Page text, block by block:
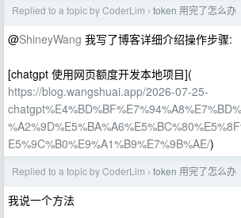
Replied to a topic by CoderLim › token 用完了怎么办
@ShineyWang 我写了博客详细介绍操作步骤:
[chatgpt 使用网页额度开发本地项目](
https://blog.wangshuai.app/2026-07-25-
E5%9C%B0%E9%A1%B9%E7%9B%AE/)
Replied to a topic by CoderLim › token 用完了怎么办
我说一个方法